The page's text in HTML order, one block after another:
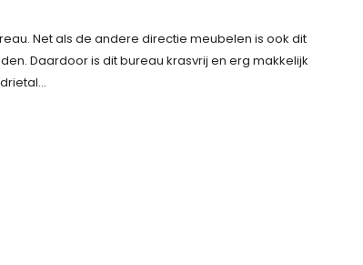
Net als de andere directie meubelen is ook dit
Daardoor is dit bureau krasvrij en erg makkelijk